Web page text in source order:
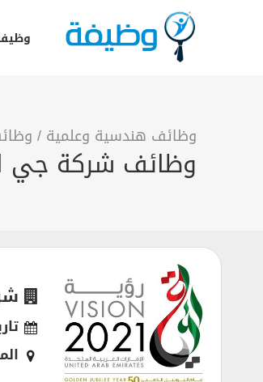
وظائف هندسية وعلمية /
وظائف شركة جي